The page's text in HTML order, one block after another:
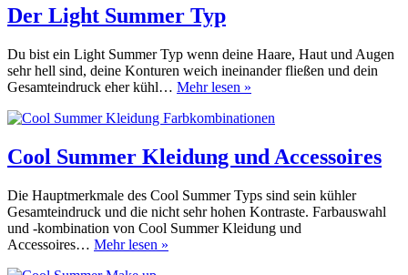
Der Light Summer Typ
Du bist ein Light Summer Typ wenn deine Haare, Haut und Augen
sehr hell sind, deine Konturen weich ineinander fließen und dein
Gesamteindruck eher kühl… Mehr lesen »
Summer
Cool Summer Kleidung und Accessoires
Die Hauptmerkmale des Cool Summer Typs sind sein kühler
Gesamteindruck und die nicht sehr hohen Kontraste. Farbauswahl
und -kombination von Cool Summer Kleidung und
Accessoires… Mehr lesen »